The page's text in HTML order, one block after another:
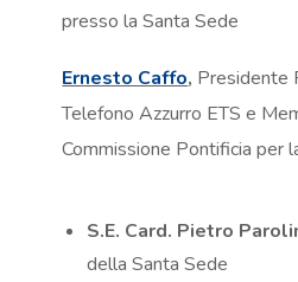
presso la Santa Sede
Ernesto Caffo, Presidente
Telefono Azzurro ETS e
Commissione Pontificia per
S.E. Card. Pietro
della Santa Sede